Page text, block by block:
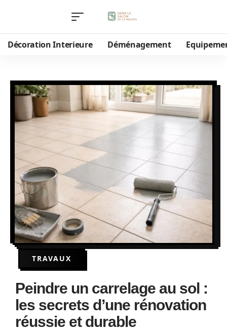
Décoration Interieure Déménagement
TRAVAUX
Peindre un carrelage au sol :
les secrets d’une rénovation
réussie et durable